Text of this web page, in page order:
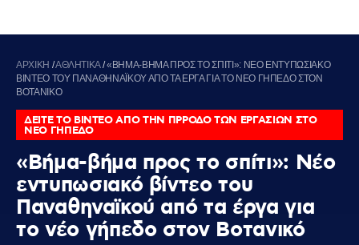
ΑΡΧΙΚΗ /ΑΘΛΗΤΙΚΑ/«ΒΗΜΑ-ΒΗΜΑ ΠΡΟΣ ΤΟ ΣΠΙΤΙ»: ΝΕΟ ΕΝΤΥΠΩΣΙΑΚΟ
ΒΙΝΤΕΟ ΤΟΥ ΠΑΝΑΘΗΝΑΪΚΟΥ ΑΠΟ ΤΑ ΕΡΓΑ ΓΙΑ ΤΟ ΝΕΟ ΓΗΠΕΔΟ ΣΤΟΝ
ΒΟΤΑΝΙΚΟ
ΔΕΙΤΕ ΤΟ ΒΙΝΤΕΟ ΑΠΟ ΤΗΝ ΠΡΡΟΔΟ ΤΩΝ ΕΡΓΑΣΙΩΝ ΣΤΟ
ΝΕΟ ΓΗΠΕΔΟ
«Βήμα-βήμα προς το σπίτι»: Νέο
εντυπωσιακό βίντεο του
Παναθηναϊκού από τα έργα για
το νέο γήπεδο στον Βοτανικό